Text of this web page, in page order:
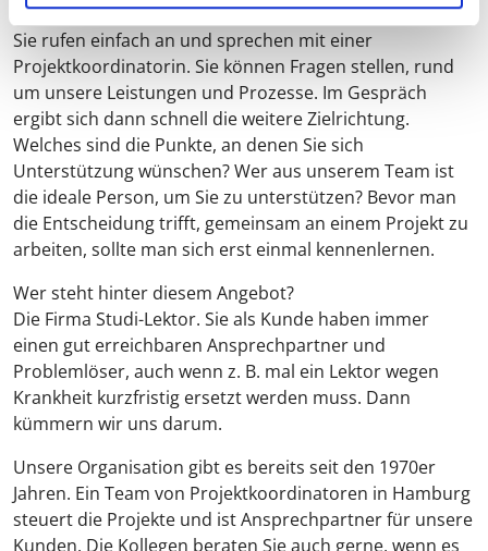
Wie läuft die kostenlose Vorabberatung ab?
Sie rufen einfach an und sprechen mit einer
Projektkoordinatorin. Sie können Fragen stellen, rund
um unsere Leistungen und Prozesse. Im Gespräch
ergibt sich dann schnell die weitere Zielrichtung.
Welches sind die Punkte, an denen Sie sich
Unterstützung wünschen? Wer aus unserem Team ist
die ideale Person, um Sie zu unterstützen? Bevor man
die Entscheidung trifft, gemeinsam an einem Projekt zu
arbeiten, sollte man sich erst einmal kennenlernen.
Wer steht hinter diesem Angebot?
Die Firma Studi-Lektor. Sie als Kunde haben immer
einen gut erreichbaren Ansprechpartner und
Problemlöser, auch wenn z. B. mal ein Lektor wegen
Krankheit kurzfristig ersetzt werden muss. Dann
kümmern wir uns darum.
Unsere Organisation gibt es bereits seit den 1970er
Jahren. Ein Team von Projektkoordinatoren in Hamburg
steuert die Projekte und ist Ansprechpartner für unsere
Kunden. Die Kollegen beraten Sie auch gerne, wenn es